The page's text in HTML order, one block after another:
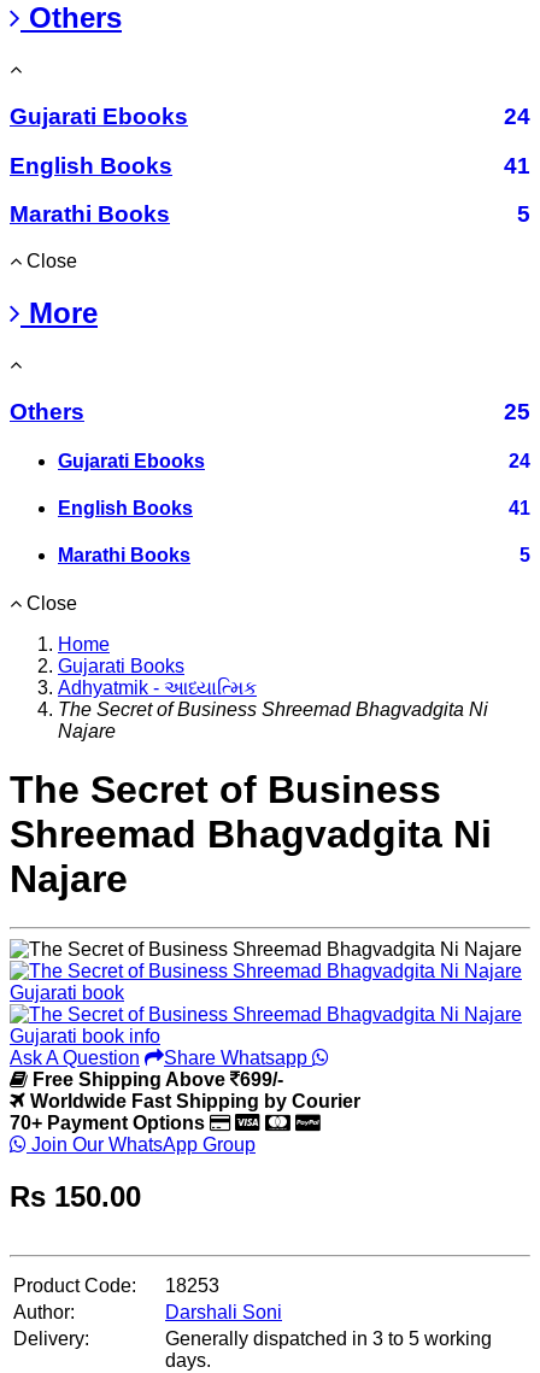
Others
Gujarati Ebooks
24
English Books
41
Marathi Books
5
Close
More
Others 25
Gujarati Ebooks 24
English Books 41
Marathi Books 5
Close
Home
Gujarati Books
Adhyatmik - આધ્યાત્મિક
The Secret of Business Shreemad Bhagvadgita Ni
Najare
The Secret of Business
Shreemad Bhagvadgita Ni
Najare
Ask A Question
Share Whatsapp
Free Shipping Above
699/-
Worldwide Fast Shipping by Courier
70+ Payment Options
Join Our WhatsApp Group
Rs 150.00
Product Code:
18253
Author:
Darshali Soni
Delivery:
Generally dispatched in 3 to 5 working
days.